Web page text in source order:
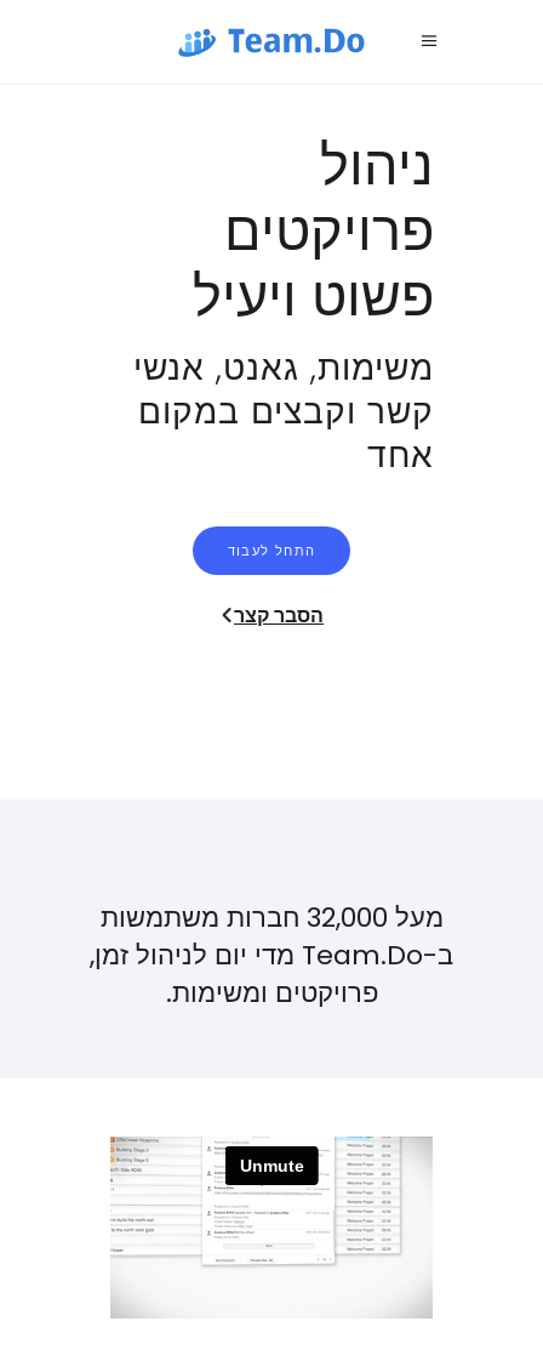
ניהול
פרויקטים
פשוט ויעיל
משימות, גאנט, אנשי
קשר וקבצים במקום
אחד
התחל לעבוד
הסבר קצר
מעל 32,000 חברות משתמשות
ב-Team.Do מדי יום לניהול זמן,
פרויקטים ומשימות.